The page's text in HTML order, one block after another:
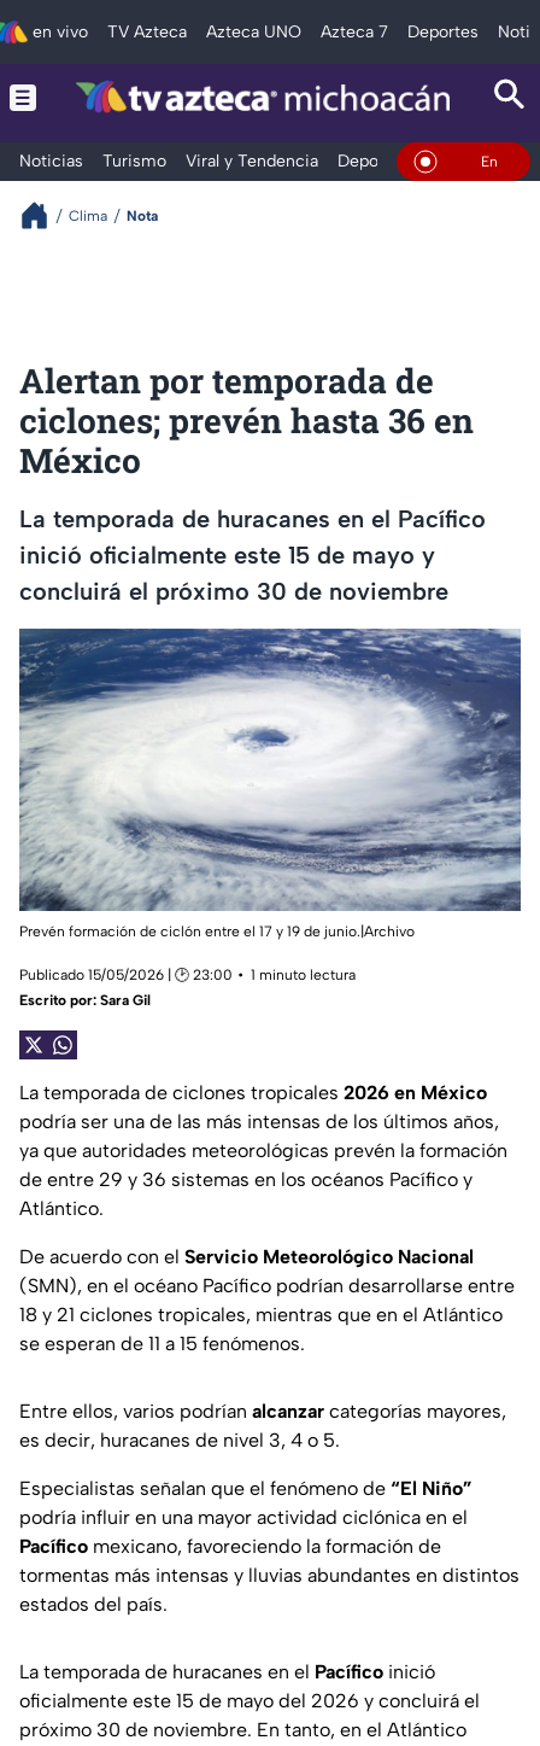
en vivo TV Azteca Azteca UNO Azteca 7 Deportes
Noticias Turismo Viral y Tendencia Deportes Espectáculos
En Vivo
Clima Nota
Alertan por temporada de
ciclones; prevén hasta 36 en
México
La temporada de huracanes en el Pacífico
inició oficialmente este 15 de mayo y
concluirá el próximo 30 de noviembre
Prevén formación de ciclón entre el 17 y 19 de junio.|Archivo
Publicado 15/05/2026 | 🕑 23:00
1 minuto lectura
Escrito por: Sara Gil
La temporada de ciclones tropicales 2026 en México
podría ser una de las más intensas de los últimos años,
ya que autoridades meteorológicas prevén la formación
de entre 29 y 36 sistemas en los océanos Pacífico y
Atlántico.
De acuerdo con el Servicio Meteorológico Nacional
(SMN), en el océano Pacífico podrían desarrollarse entre
18 y 21 ciclones tropicales, mientras que en el Atlántico
se esperan de 11 a 15 fenómenos.
Entre ellos, varios podrían alcanzar categorías mayores,
es decir, huracanes de nivel 3, 4 o 5.
Especialistas señalan que el fenómeno de “El Niño”
podría influir en una mayor actividad ciclónica en el
Pacífico mexicano, favoreciendo la formación de
tormentas más intensas y lluvias abundantes en distintos
estados del país.
La temporada de huracanes en el Pacífico inició
oficialmente este 15 de mayo del 2026 y concluirá el
próximo 30 de noviembre. En tanto, en el Atlántico